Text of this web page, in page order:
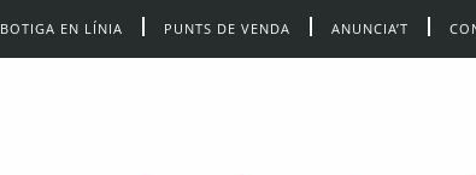
BOTIGA EN LÍNIA PUNTS DE VENDA ANUNCIA’T